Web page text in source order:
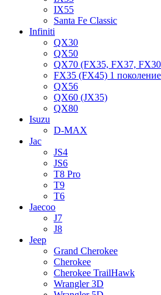
IX55
Santa Fe Classic
Infiniti
QX30
QX50
QX70 (FX35, FX37,
FX35 (FX45) 1 поколение
QX56
QX60 (JX35)
QX80
Isuzu
D-MAX
Jac
JS4
JS6
T8 Pro
T9
T6
Jaecoo
J7
J8
Jeep
Grand Cherokee
Cherokee
Cherokee TrailHawk
Wrangler 3D